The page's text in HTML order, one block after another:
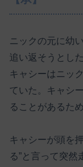
ニックの元に幼
追い返そうとし
キャシーはニッ
ていた。キャシ
ることがあるた
キャシーが頭を
る”と言って突